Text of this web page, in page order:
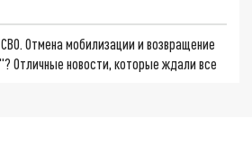
Отмена мобилизации и возвращение
Отличные новости, которые ждали все